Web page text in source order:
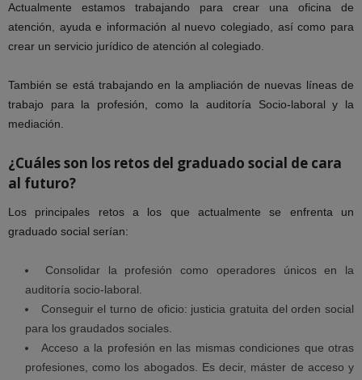
Actualmente estamos trabajando para crear una oficina de
atención, ayuda e información al nuevo colegiado, así como para
crear un servicio jurídico de atención al colegiado.
También se está trabajando en la ampliación de nuevas líneas de
trabajo para la profesión, como la auditoría Socio-laboral y la
mediación.
¿Cuáles son los retos del graduado social de cara
al futuro?
Los principales retos a los que actualmente se enfrenta un
graduado social serían:
Consolidar la profesión como operadores únicos en la
auditoría socio-laboral.
Conseguir el turno de oficio: justicia gratuita del orden social
para los graudados sociales.
Acceso a la profesión en las mismas condiciones que otras
profesiones, como los abogados. Es decir, máster de acceso y